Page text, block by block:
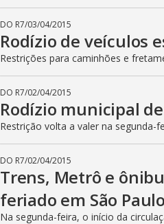
DO R7/03/04/2015
Rodízio de veículos
Restrições para caminhões e
DO R7/02/04/2015
Rodízio municipal
Restrição volta a valer na segunda-
DO R7/02/04/2015
Trens, Metrô e
feriado em São Paulo
Na segunda-feira, o início da